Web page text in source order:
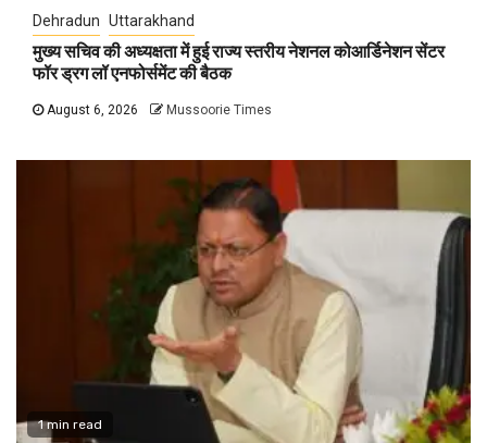
Dehradun Uttarakhand
मुख्य सचिव की अध्यक्षता में हुई राज्य स्तरीय नेशनल कोआर्डिनेशन सेंटर
फॉर ड्रग लॉ एनफोर्समेंट की बैठक
August 6, 2026 Mussoorie Times
1 min read